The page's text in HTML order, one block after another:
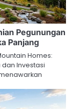
Pegunungan
Panjang
Homes:
Investasi